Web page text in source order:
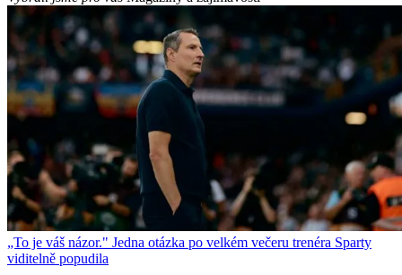
„To je váš názor." Jedna otázka po velkém večeru trenéra Sparty
viditelně popudila